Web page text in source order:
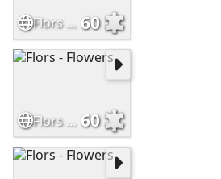
Flors - Flowers 60
Flors - Flowers 60